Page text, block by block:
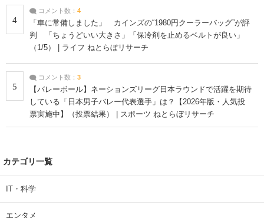
4
コメント数： 4
「車に常備しました」 カインズの“1980円クーラーバッグ”が評
判 「ちょうどいい大きさ」「保冷剤を止めるベルトが良い」
（1/5） | ライフ ねとらぼリサーチ
5
コメント数： 3
【バレーボール】ネーションズリーグ日本ラウンドで活躍を期待
している「日本男子バレー代表選手」は？【2026年版・人気投
票実施中】（投票結果） | スポーツ ねとらぼリサーチ
カテゴリ一覧
IT・科学
エンタメ